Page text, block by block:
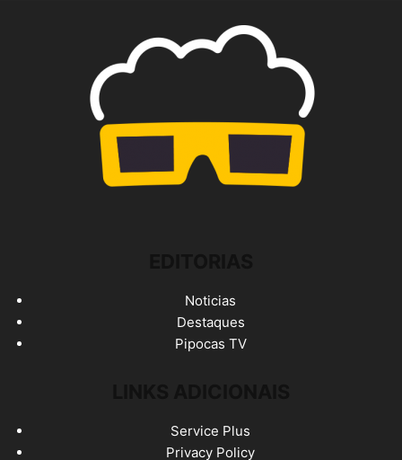
Noticias
Destaques
Pipocas TV
Service Plus
Privacy Policy